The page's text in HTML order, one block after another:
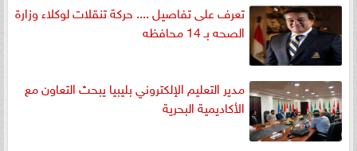
تعرف على تفاصيل .... حركة تنقلات لوكلاء وزارة
الصحه بـ 14 محافظه
مدير التعليم الإلكتروني بليبيا يبحث التعاون مع
الأكاديمية البحرية